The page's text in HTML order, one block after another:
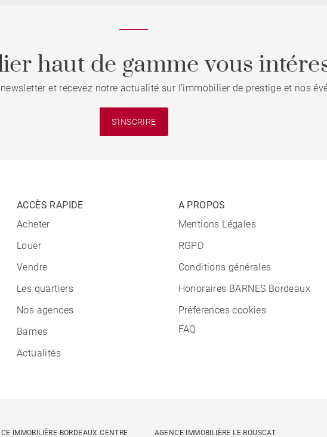
haut de gamme vous
et recevez notre actualité sur l'immobilier de prestige et nos
S'INSCRIRE
ACCÈS RAPIDE
Acheter
Louer
Vendre
Les quartiers
Nos agences
Barnes
Actualités
A PROPOS
Mentions Légales
RGPD
Conditions générales
Honoraires BARNES Bordeaux
Préférences cookies
FAQ
IMMOBILIÈRE BORDEAUX CENTRE AGENCE IMMOBILIÈRE LE BOUSCAT